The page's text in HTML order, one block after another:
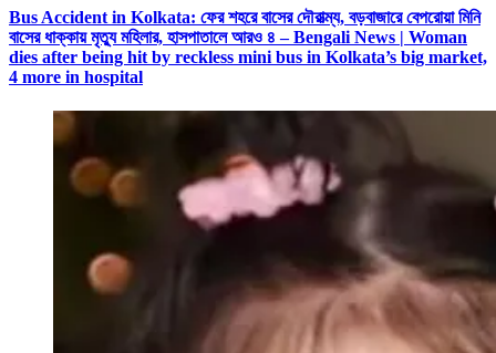
Bus Accident in Kolkata: ফের শহরে বাসের দৌরাত্ম্য, বড়বাজারে বেপরোয়া মিনি
বাসের ধাক্কায় মৃত্যু মহিলার, হাসপাতালে আরও ৪ – Bengali News | Woman
dies after being hit by reckless mini bus in Kolkata’s big market,
4 more in hospital